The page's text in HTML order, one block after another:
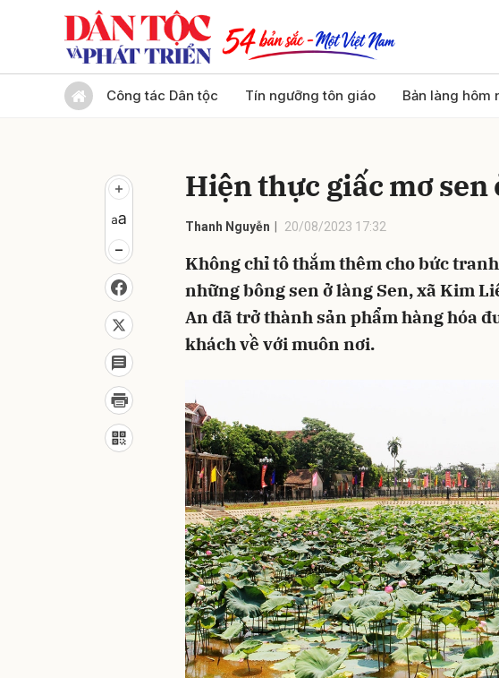
Công tác Dân tộc Tín ngưỡng tôn giáo Bản làng hôm
Hiện thực giấc mơ sen
Thanh Nguyễn 20/08/2023 17:32
Không chỉ tô thắm thêm cho bức
những bông sen ở làng Sen, xã Kim
An đã trở thành sản phẩm hàng hóa
khách về với muôn nơi.
Gửi bình luận